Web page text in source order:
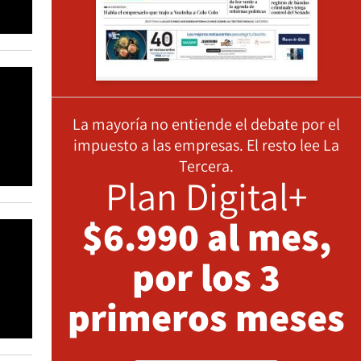
La mayoría no entiende el debate por el
impuesto a las empresas. El resto lee La
Tercera.
Plan Digital+
$6.990 al mes,
por los 3
primeros meses